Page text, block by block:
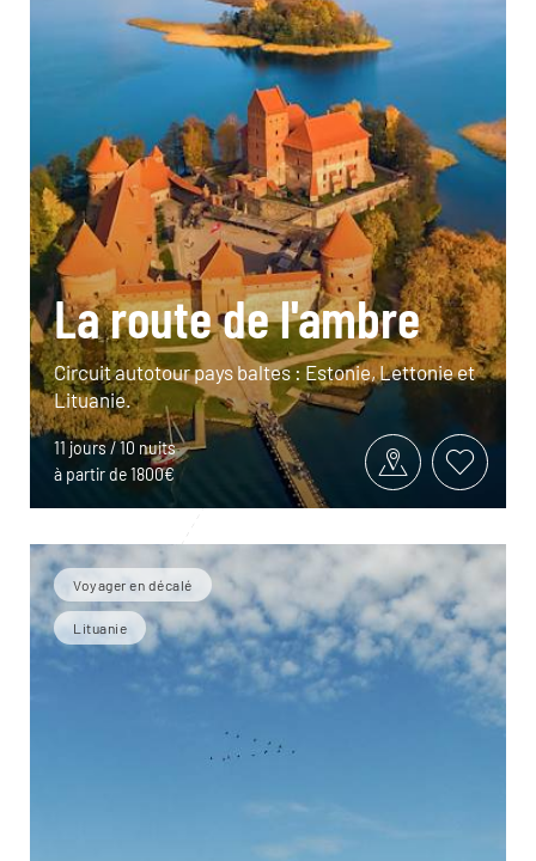
La route de l'ambre
Circuit autotour pays baltes : Estonie, Lettonie et
Lituanie.
11 jours / 10 nuits
à partir de 1800€
Voyager en décalé
Lituanie